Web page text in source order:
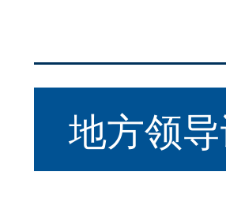
地方领